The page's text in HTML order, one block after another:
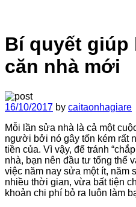
Bí quyết giúp
căn nhà mới
16/10/2017 by caitaonhagiare
Mỗi lần sửa nhà là cả một
người bởi nó gây tốn kém rất
tiền của. Vì vậy, để tránh
nhà, bạn nên đầu tư tổng thể
việc năm nay sửa một ít, năm
nhiều thời gian, vừa bất tiện
khoản chi phí bỏ ra luôn làm